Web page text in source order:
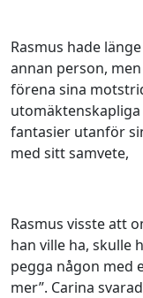
Rasmus hade
annan person,
förena sina
fantasier utanför
med sitt samvete,
Rasmus visste att
han ville ha, skulle
pegga någon med
mer”. Carina